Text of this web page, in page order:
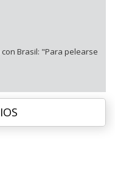
Brasil: "Para pelearse